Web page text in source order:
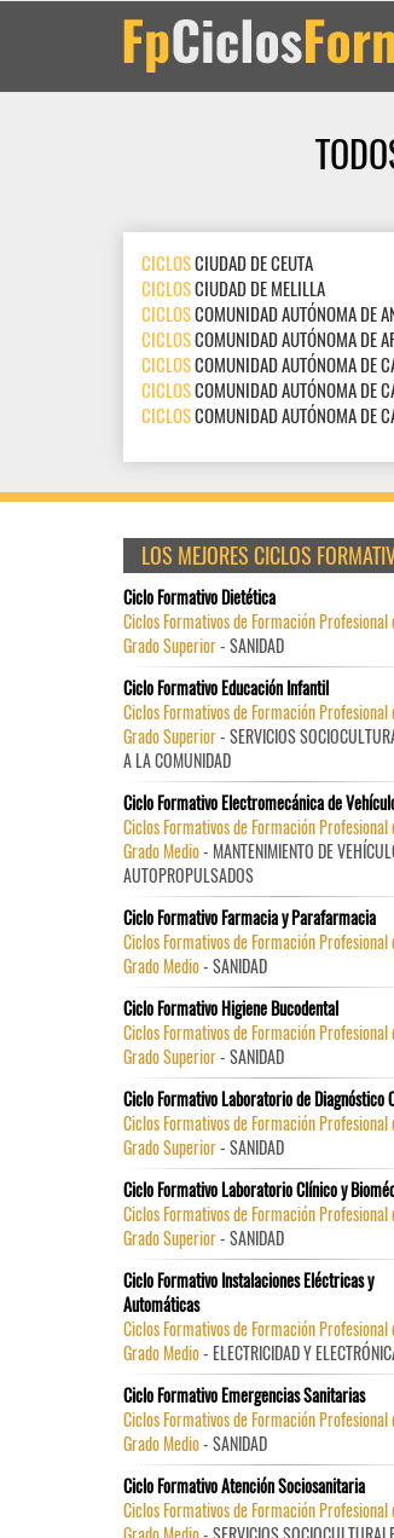
CICLOSCIUDAD DE CEUTA
CICLOSCIUDAD DE MELILLA
CICLOSCOMUNIDAD AUTÓNOMA DE
CICLOSCOMUNIDAD AUTÓNOMA DE
CICLOSCOMUNIDAD AUTÓNOMA DE
CICLOSCOMUNIDAD AUTÓNOMA DE
CICLOSCOMUNIDAD AUTÓNOMA DE
LOS MEJORES CICLOS
Ciclo Formativo Dietética
Ciclos Formativos de Formación Profesional
Grado Superior- SANIDAD
Ciclo Formativo Educación Infantil
Ciclos Formativos de Formación Profesional
Grado Superior- SERVICIOS
A LA COMUNIDAD
Ciclo Formativo Electromecánica de
Ciclos Formativos de Formación Profesional
Grado Medio- MANTENIMIENTO DE
AUTOPROPULSADOS
Ciclo Formativo Farmacia y Parafarmacia
Ciclos Formativos de Formación Profesional
Grado Medio- SANIDAD
Ciclo Formativo Higiene Bucodental
Ciclos Formativos de Formación Profesional
Grado Superior- SANIDAD
Ciclo Formativo Laboratorio de Diagnóstico
Ciclos Formativos de Formación Profesional
Grado Superior- SANIDAD
Ciclo Formativo Laboratorio Clínico y
Ciclos Formativos de Formación Profesional
Grado Superior- SANIDAD
Ciclo Formativo Instalaciones Eléctricas y
Automáticas
Ciclos Formativos de Formación Profesional
Grado Medio- ELECTRICIDAD Y
Ciclo Formativo Emergencias Sanitarias
Ciclos Formativos de Formación Profesional
Grado Medio- SANIDAD
Ciclo Formativo Atención Sociosanitaria
Ciclos Formativos de Formación Profesional